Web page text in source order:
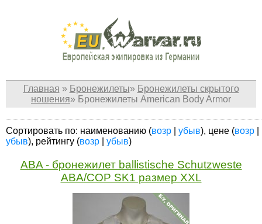
Главная » Бронежилеты» Бронежилеты скрытого
ношения» Бронежилеты American Body Armor
Сортировать по: наименованию (возр убыв), цене (возр
убыв), рейтингу (возр убыв)
ABA - бронежилет ballistische Schutzweste
ABA/COP SK1 размер XXL